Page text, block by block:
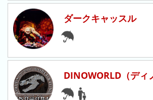
と)
2026
年
(日
ご
と)
2025
ダークキャッスル
DINOWORLD（ディ